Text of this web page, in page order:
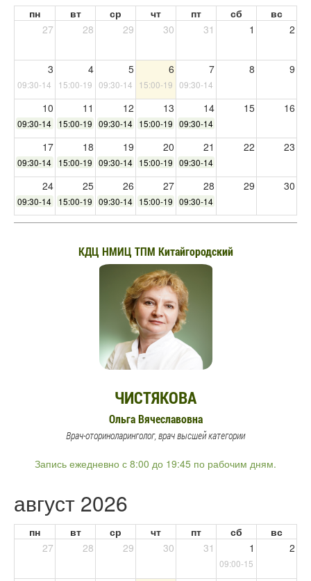
пн вт ср чт пт сб
вс
27
28 29 30 31 1 2
3 4 5 6 7 8 9
09:30-14:0015:00-19:3009:30-14:0015:00-19:3009:30-14:00
10 11 12 13 14 15 16
09:30-14:0015:00-19:3009:30-14:0015:00-19:3009:30-14:00
17 18 19 20 21 22 23
09:30-14:0015:00-19:3009:30-14:0015:00-19:3009:30-14:00
24 25 26 27 28 29 30
09:30-14:0015:00-19:3009:30-14:0015:00-19:3009:30-14:00
31 1 2 3 4 5 6
КДЦ НМИЦ ТПМ Китайгородский
ЧИСТЯКОВА
Ольга Вячеславовна
Врач-оториноларинголог, врач высшей категории
Запись ежедневно с 8:00 до 19:45 по рабочим дням.
август 2026
пн вт ср чт пт сб
вс
27
28 29 30 31 1 2
09:00-15:00